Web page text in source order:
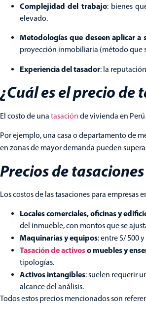
Complejidad del trabajo: bienes
elevado.
Metodologías que deseen aplicar a
proyección inmobiliaria (método que
Experiencia del tasador: la
¿Cuál es el precio de
El costo de una tasación de vivienda en
Por ejemplo, una casa o departamento de
en zonas de mayor demanda pueden
Precios de
Los costos de las tasaciones para
Locales comerciales, oficinas y
del inmueble, con montos que se
Maquinarias y equipos: entre S/ 500
Tasación de activoso muebles y
tipologías.
Activos intangibles: suelen requerir
alcance del análisis.
Todos estos precios mencionados son